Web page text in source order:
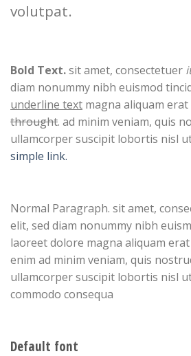
volutpat.
Bold Text.sit amet, consectetuer
diam nonummy nibh euismod
underline text magna aliquam
throught. ad minim veniam, quis
ullamcorper suscipit lobortis nisl
simple link.
Normal Paragraph. sit amet,
elit, sed diam nonummy nibh
laoreet dolore magna aliquam
enim ad minim veniam, quis
ullamcorper suscipit lobortis nisl
commodo consequa
Default font